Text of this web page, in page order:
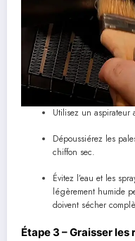
Utilisez un aspirateur
Dépoussiérez les
chiffon sec.
Évitez l’eau et les
légèrement humide
doivent sécher
Étape 3 – Graisser